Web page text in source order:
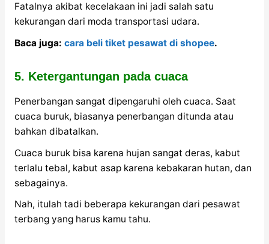
Fatalnya akibat kecelakaan ini jadi salah satu
kekurangan dari moda transportasi udara.
Baca juga: cara beli tiket pesawat di shopee.
5. Ketergantungan pada cuaca
Penerbangan sangat dipengaruhi oleh cuaca. Saat
cuaca buruk, biasanya penerbangan ditunda atau
bahkan dibatalkan.
Cuaca buruk bisa karena hujan sangat deras, kabut
terlalu tebal, kabut asap karena kebakaran hutan, dan
sebagainya.
Nah, itulah tadi beberapa kekurangan dari pesawat
terbang yang harus kamu tahu.